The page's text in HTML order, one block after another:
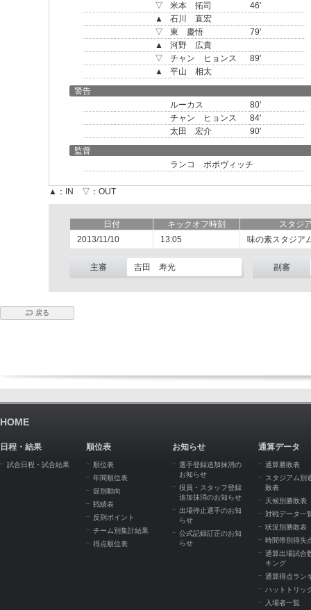
▽
米本 拓司
46'
▲
石川 直宏
▽
東 慶悟
79'
▲
河野 広貴
▽
チャン ヒョンス
89'
▲
平山 相太
警告
ルーカス
80'
チャン ヒョンス
84'
太田 宏介
90'
監督
ランコ ポポヴィッチ
▲：IN ▽：OUT
日付 キックオフ時刻
スタジ
2013/11/10
13:05 味の素スタジア
主審 吉田 寿光 副審
戻る
HOME
日程・結果
試合日程・試合結果
順位表
順位表
年間順位表
節別動向
戦績表
反則ポイント
チーム別集計結果
得点順位表
お知らせ
選手登録追加抹消の
お知らせ
役員・スタッフ登録
追加抹消のお知らせ
出場停止選手のお知
らせ
公式記録訂正のお知
らせ
通算データ
通算勝敗表
スタジアム別
敗表
天候別勝敗表
対戦データ一
状況別勝敗表
時間帯別得失
通算出場試合
キング
通算得点ラン
ハットトリッ
入場者一覧